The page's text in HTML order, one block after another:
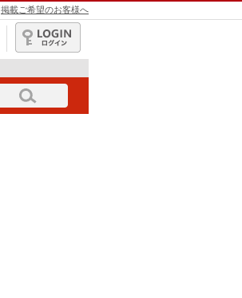
掲載ご希望のお客様へ
ログイン